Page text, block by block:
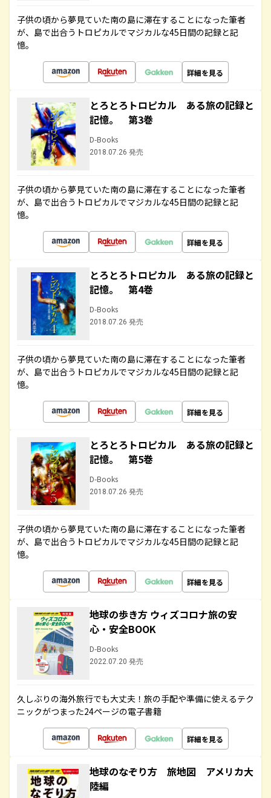
子供の頃から夢見ていた南の島に滞在することになった筆者
が、島で出合うトロピカルでマジカルな45日間の記録と記
憶。
詳細を見る
とろとろトロピカル ある旅の記録と
記憶。 第3巻
D-Books
2018.07.26 発売
子供の頃から夢見ていた南の島に滞在することになった筆者
が、島で出合うトロピカルでマジカルな45日間の記録と記
憶。
詳細を見る
とろとろトロピカル ある旅の記録と
記憶。 第4巻
D-Books
2018.07.26 発売
子供の頃から夢見ていた南の島に滞在することになった筆者
が、島で出合うトロピカルでマジカルな45日間の記録と記
憶。
詳細を見る
とろとろトロピカル ある旅の記録と
記憶。 第5巻
D-Books
2018.07.26 発売
子供の頃から夢見ていた南の島に滞在することになった筆者
が、島で出合うトロピカルでマジカルな45日間の記録と記
憶。
詳細を見る
地球の歩き方 ウィズコロナ旅の安
心・安全BOOK
D-Books
2022.07.20 発売
久しぶりの海外旅行でも大丈夫！旅の手配や準備に使えるテク
ニックがつまった24ページの電子書籍
詳細を見る
地球のなぞり方 旅地図 アメリカ大
陸編